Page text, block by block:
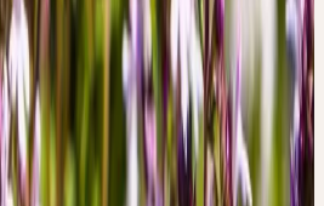
Gartenthymian, Quendel, Thyme
AU POUVOIR DE